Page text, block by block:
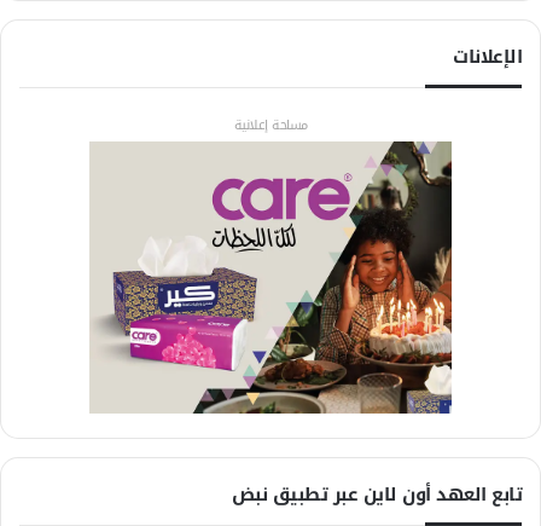
الإعلانات
مساحة إعلانية
تابع العهد أون لاين عبر تطبيق نبض